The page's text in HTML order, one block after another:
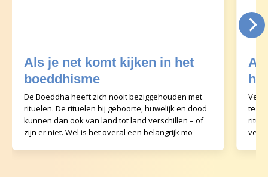
Als je net komt kijken in het
boeddhisme
De Boeddha heeft zich nooit beziggehouden met
rituelen. De rituelen bij geboorte, huwelijk en dood
kunnen dan ook van land tot land verschillen – of
zijn er niet. Wel is het overal een belangrijk mo
Veel
te
veel